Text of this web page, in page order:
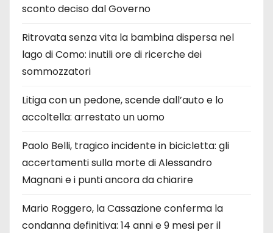
sconto deciso dal Governo
Ritrovata senza vita la bambina dispersa nel
lago di Como: inutili ore di ricerche dei
sommozzatori
Litiga con un pedone, scende dall’auto e lo
accoltella: arrestato un uomo
Paolo Belli, tragico incidente in bicicletta: gli
accertamenti sulla morte di Alessandro
Magnani e i punti ancora da chiarire
Mario Roggero, la Cassazione conferma la
condanna definitiva: 14 anni e 9 mesi per il